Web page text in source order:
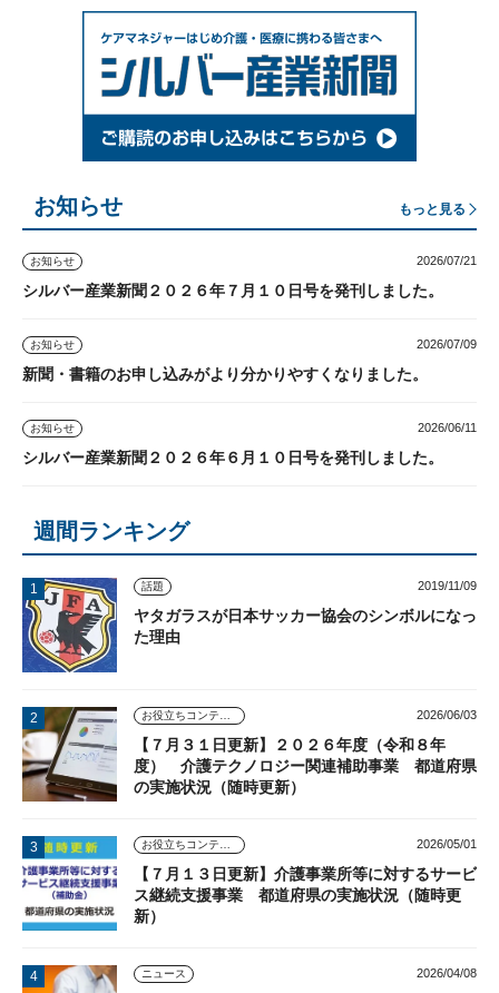
お知らせ もっと見る
お知らせ 2026/07/21
シルバー産業新聞２０２６年７月１０日号を発刊しました。
お知らせ 2026/07/09
新聞・書籍のお申し込みがより分かりやすくなりました。
お知らせ 2026/06/11
シルバー産業新聞２０２６年６月１０日号を発刊しました。
週間ランキング
話題 2019/11/09
ヤタガラスが日本サッカー協会のシンボルになっ
た理由
お役立ちコンテンツ 2026/06/03
【７月３１日更新】２０２６年度（令和８年
度） 介護テクノロジー関連補助事業 都道府県
の実施状況（随時更新）
お役立ちコンテンツ 2026/05/01
【７月１３日更新】介護事業所等に対するサービ
ス継続支援事業 都道府県の実施状況（随時更
新）
ニュース 2026/04/08